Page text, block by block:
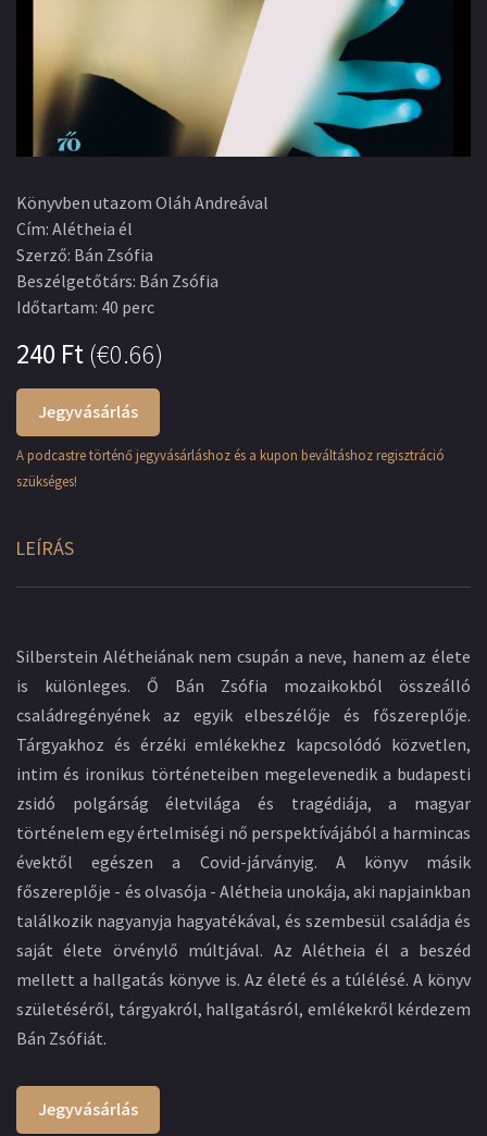
Könyvben utazom Oláh Andreával
Cím: Alétheia él
Szerző: Bán Zsófia
Beszélgetőtárs: Bán Zsófia
Időtartam: 40 perc
240 Ft(€0.66)
Jegyvásárlás
A podcastre történő jegyvásárláshoz és a kupon beváltáshoz regisztráció
szükséges!
LEÍRÁS
Silberstein Alétheiának nem csupán a neve, hanem az élete
is különleges. Ő Bán Zsófia mozaikokból összeálló
családregényének az egyik elbeszélője és főszereplője.
Tárgyakhoz és érzéki emlékekhez kapcsolódó közvetlen,
intim és ironikus történeteiben megelevenedik a budapesti
zsidó polgárság életvilága és tragédiája, a magyar
történelem egy értelmiségi nő perspektívájából a harmincas
évektől egészen a Covid-járványig. A könyv másik
főszereplője - és olvasója - Alétheia unokája, aki napjainkban
találkozik nagyanyja hagyatékával, és szembesül családja és
saját élete örvénylő múltjával. Az Alétheia él a beszéd
mellett a hallgatás könyve is. Az életé és a túlélésé. A könyv
születéséről, tárgyakról, hallgatásról, emlékekről kérdezem
Bán Zsófiát.
Jegyvásárlás